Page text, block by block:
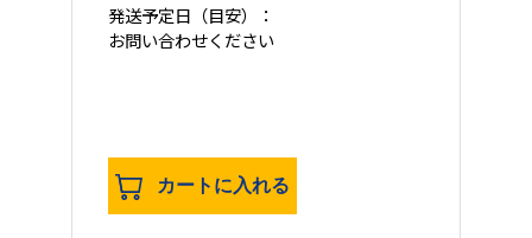
発送予定日 （目安）：
お問い合わせください
カートに入れる